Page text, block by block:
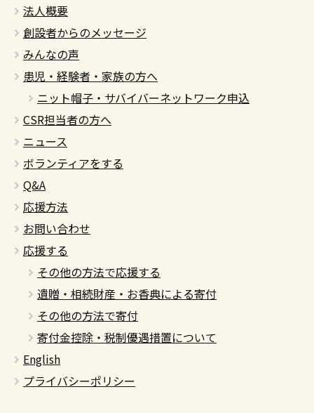
法人概要
創設者からのメッセージ
みんなの声
患児・経験者・家族の方へ
ニット帽子・サバイバーネットワーク申込
CSR担当者の方へ
ニュース
ボランティアをする
Q&A
応援方法
お問い合わせ
応援する
その他の方法で応援する
遺贈・相続財産・お香典による寄付
その他の方法で寄付
寄付金控除・税制優遇措置について
English
プライバシーポリシー